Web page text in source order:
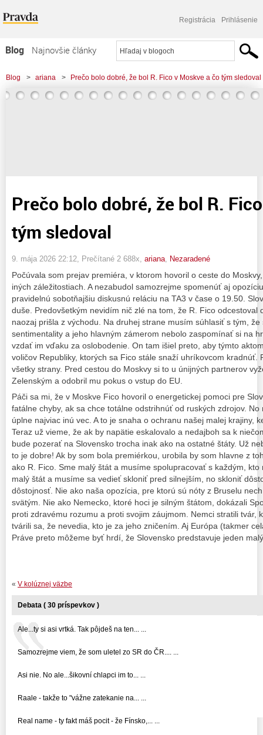
Registrácia Prihlásenie
Blog
Najnovšie články
Najčítanejšie články
Najkomentovanejšie články
Blog > ariana > Prečo bolo dobré, že bol R. Fico v Moskve a čo tým sledoval
Prečo bolo dobré, že bol R.
tým sledoval
9. mája 2026 22:12 , Prečítané 2 688x, ariana Nezaradené
Počúvala som prejav premiéra, v ktorom hovoril o ceste do
iných záležitostiach. A nezabudol samozrejme spomenúť aj
pravidelnú sobotňajšiu diskusnú reláciu na TA3 v čase o 19.50.
duše. Predovšetkým nevidím nič zlé na tom, že R. Fico odcestoval
naozaj prišla z východu. Na druhej strane musím súhlasiť s tým,
sentimentality a jeho hlavným zámerom nebolo zaspomínať si na
vzdať im vďaku za oslobodenie. On tam išiel preto, aby týmto
voličov Republiky, ktorých sa Fico stále snaží uhríkovcom kradnúť.
všetky strany. Pred cestou do Moskvy si to u únijných partnerov
Zelenským a odobril mu pokus o vstup do EU.
Páči sa mi, že v Moskve Fico hovoril o energetickej pomoci pre
fatálne chyby, ak sa chce totálne odstrihnúť od ruských zdrojov.
úplne najviac inú vec. A to je snaha o ochranu našej malej krajiny,
Teraz už vieme, že ak by napätie eskalovalo a nedajboh sa k
bude pozerať na Slovensko trocha inak ako na ostatné štáty. Už
to je dobre! Ak by som bola premiérkou, urobila by som hlavne z
ako R. Fico. Sme malý štát a musíme spolupracovať s každým,
malý štát a musíme sa vedieť skloniť pred silnejším, no skloniť
dôstojnosť. Nie ako naša opozícia, pre ktorú sú nóty z Bruselu
svätým. Nie ako Nemecko, ktoré hoci je silným štátom, dokázali
proti zdravému rozumu a proti svojim záujmom. Nemci stratili tvár,
tvárili sa, že nevedia, kto je za jeho zničením. Aj Európa (takmer
Práve preto môžeme byť hrdí, že Slovensko predstavuje jeden
« V kolúznej väzbe
Debata ( 30 príspevkov )
Ale...ty si asi vrtká. Tak pôjdeš na ten... ...
Samozrejme viem, že som uletel zo SR do ČR.... ...
Asi nie. No ale...šikovní chlapci im to... ...
Raale - takže to "vážne zatekanie na... ...
Real name - ty fakt máš pocit - že Fínsko,... ...